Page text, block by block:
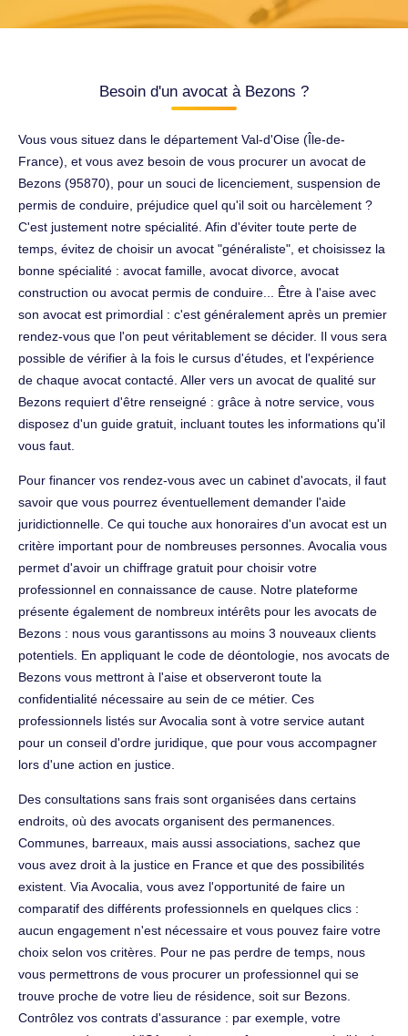
Besoin d'un avocat à Bezons ?
Vous vous situez dans le département Val-d'Oise (Île-de-
France), et vous avez besoin de vous procurer un avocat de
Bezons (95870), pour un souci de licenciement, suspension de
permis de conduire, préjudice quel qu'il soit ou harcèlement ?
C'est justement notre spécialité. Afin d'éviter toute perte de
temps, évitez de choisir un avocat "généraliste", et choisissez la
bonne spécialité : avocat famille, avocat divorce, avocat
construction ou avocat permis de conduire... Être à l'aise avec
son avocat est primordial : c'est généralement après un premier
rendez-vous que l'on peut véritablement se décider. Il vous sera
possible de vérifier à la fois le cursus d'études, et l'expérience
de chaque avocat contacté. Aller vers un avocat de qualité sur
Bezons requiert d'être renseigné : grâce à notre service, vous
disposez d'un guide gratuit, incluant toutes les informations qu'il
vous faut.
Pour financer vos rendez-vous avec un cabinet d'avocats, il faut
savoir que vous pourrez éventuellement demander l'aide
juridictionnelle. Ce qui touche aux honoraires d'un avocat est un
critère important pour de nombreuses personnes. Avocalia vous
permet d'avoir un chiffrage gratuit pour choisir votre
professionnel en connaissance de cause. Notre plateforme
présente également de nombreux intérêts pour les avocats de
Bezons : nous vous garantissons au moins 3 nouveaux clients
potentiels. En appliquant le code de déontologie, nos avocats de
Bezons vous mettront à l'aise et observeront toute la
confidentialité nécessaire au sein de ce métier. Ces
professionnels listés sur Avocalia sont à votre service autant
pour un conseil d'ordre juridique, que pour vous accompagner
lors d'une action en justice.
Des consultations sans frais sont organisées dans certains
endroits, où des avocats organisent des permanences.
Communes, barreaux, mais aussi associations, sachez que
vous avez droit à la justice en France et que des possibilités
existent. Via Avocalia, vous avez l'opportunité de faire un
comparatif des différents professionnels en quelques clics :
aucun engagement n'est nécessaire et vous pouvez faire votre
choix selon vos critères. Pour ne pas perdre de temps, nous
vous permettrons de vous procurer un professionnel qui se
trouve proche de votre lieu de résidence, soit sur Bezons.
Contrôlez vos contrats d'assurance : par exemple, votre